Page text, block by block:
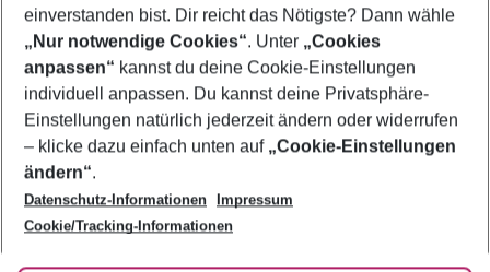
Footer
Footer navigation
Über uns
AGB
Bestpreisgarantie
Cookie-Einstellungen ändern
Cookie-Richtlinie
Agenturbetreuung
Barrierefreies Reisen
Folge uns
einverstanden bist. Dir reicht das Nötigste? Dann wähle
„Nur notwendige Cookies“. Unter „Cookies
anpassen“ kannst du deine Cookie-Einstellungen
individuell anpassen. Du kannst deine Privatsphäre-
Einstellungen natürlich jederzeit ändern oder widerrufen
– klicke dazu einfach unten auf „Cookie-Einstellungen
ändern“.
Datenschutz-Informationen
Impressum
Cookie/Tracking-Informationen